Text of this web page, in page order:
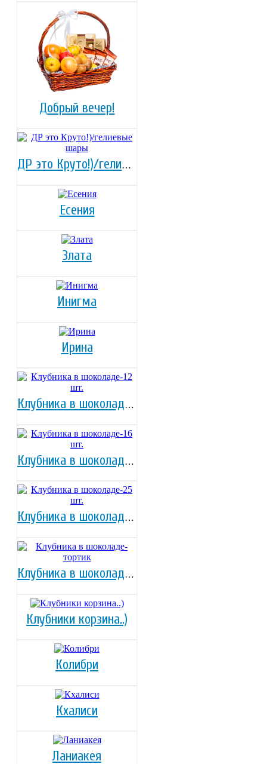
Добрый вечер!
ДР это Круто!)/гелиевые шары
Есения
Злата
Инигма
Ирина
Клубника в шоколаде-12 шт.
Клубника в шоколаде-16 шт.
Клубника в шоколаде-25 шт.
Клубника в шоколаде-тортик
Клубники корзина..)
Колибри
Кхалиси
Ланиакея